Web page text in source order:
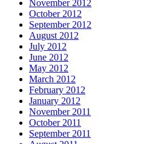
November 2012
October 2012
September 2012
August 2012
July 2012
June 2012
May 2012
March 2012
February 2012
January 2012
November 2011
October 2011
September 2011